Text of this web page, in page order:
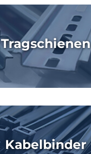
Tragschienen
Kabelbinder